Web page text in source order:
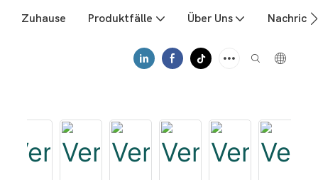
Zuhause Produktfälle Über Uns